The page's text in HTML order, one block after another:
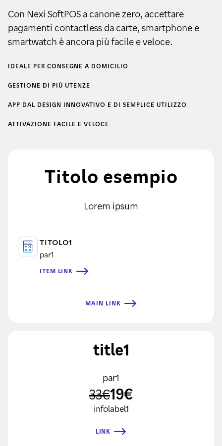
Con Nexi SoftPOS a canone zero, accettare
pagamenti contactless da carte, smartphone e
smartwatch è ancora più facile e veloce.
IDEALE PER CONSEGNE A DOMICILIO
GESTIONE DI PIÙ UTENZE
APP DAL DESIGN INNOVATIVO E DI SEMPLICE UTILIZZO
ATTIVAZIONE FACILE E VELOCE
Titolo esempio
Lorem ipsum
TITOLO1
par1
ITEM LINK
MAIN LINK
title1
par1
33€19€
infolabel1
LINK